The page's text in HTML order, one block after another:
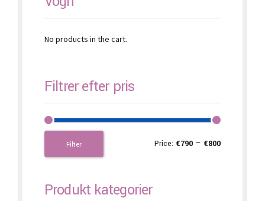
No products in the cart.
Filtrer efter pris
Filter Price: €790 — €800
Produkt kategorier